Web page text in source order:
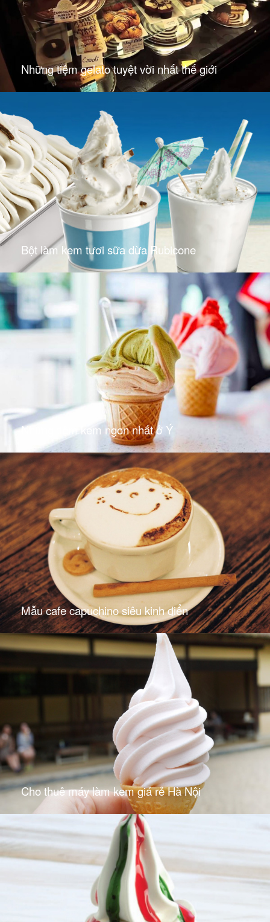
Những tiệm gelato tuyệt vời nhất thế giới
Bột làm kem tươi sữa dừa Rubicone
Những tiệm kem ngon nhất ở Ý
Mẫu cafe capuchino siêu kinh điển
Cho thuê máy làm kem giá rẻ Hà Nội